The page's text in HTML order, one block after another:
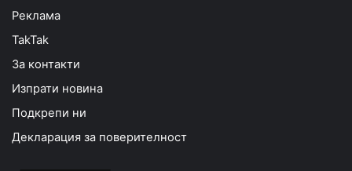
Реклама
TakTak
За контакти
Изпрати новина
Подкрепи ни
Декларация за поверителност